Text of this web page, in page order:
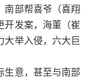
南部帮喜爷（喜翔
开发案，海董（崔
大举入侵，六大巨
生意，甚至与南部